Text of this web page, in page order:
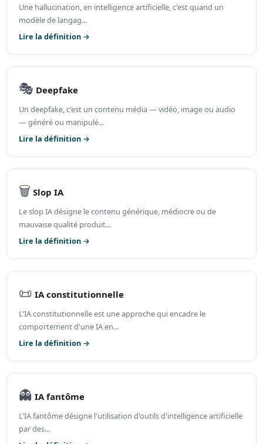
Une hallucination, en intelligence artificielle, c'est quand un
modèle de langag...
Lire la définition →
🎭 Deepfake
Un deepfake, c'est un contenu média — vidéo, image ou audio
— généré ou manipulé...
Lire la définition →
🗑️ Slop IA
Le slop IA désigne le contenu générique, médiocre ou de
mauvaise qualité produit...
Lire la définition →
📜 IA constitutionnelle
L'IA constitutionnelle est une approche qui encadre le
comportement d'une IA en...
Lire la définition →
👻 IA fantôme
L'IA fantôme désigne l'utilisation d'outils d'intelligence artificielle
par des...